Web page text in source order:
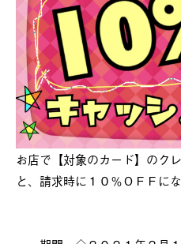
お店で【対象のカード】のク
と、請求時に１０％ＯＦＦ